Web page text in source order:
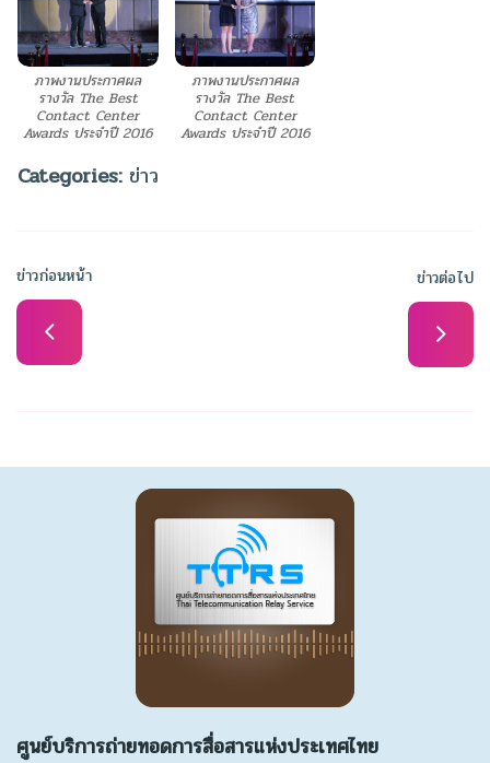
ภาพงานประกาศผล
รางวัล The Best
Contact Center
Awards ประจำปี 2016
ภาพงานประกาศผล
รางวัล The Best
Contact Center
Awards ประจำปี 2016
Categories: ข่าว
ข่าวก่อนหน้า ข่าวต่อไป
ศูนย์บริการถ่ายทอดการสื่อสารแห่งประเทศไทย